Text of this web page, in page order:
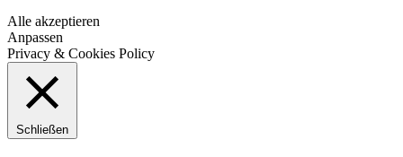
Alle akzeptieren
Anpassen
Privacy & Cookies Policy
Schließen